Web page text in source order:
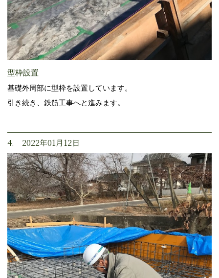
型枠設置
基礎外周部に型枠を設置しています。
引き続き、鉄筋工事へと進みます。
4. 2022年01月12日